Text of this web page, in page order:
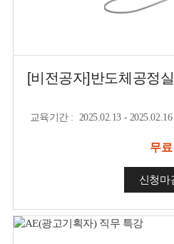
[비전공자]반도체공정
교육기간: 2025.02.13 - 2025.02.16
무료
신청마